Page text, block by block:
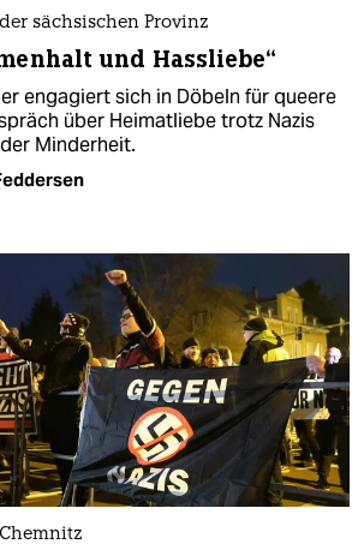
sächsischen Provinz
und Hassliebe“
engagiert sich in Döbeln für queere
über Heimatliebe trotz Nazis
Minderheit.